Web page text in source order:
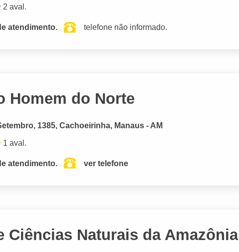
2 aval.
atendimento. telefone não informado.
Homem do Norte
1385, Cachoeirinha, Manaus - AM
1 aval.
atendimento. ver telefone
Ciências Naturais da Amazônia